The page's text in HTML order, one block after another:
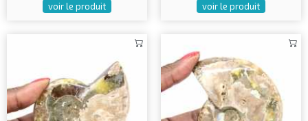
voir le produit voir le produit